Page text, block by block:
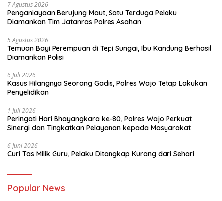
7 Agustus 2026
Penganiayaan Berujung Maut, Satu Terduga Pelaku
Diamankan Tim Jatanras Polres Asahan
5 Agustus 2026
Temuan Bayi Perempuan di Tepi Sungai, Ibu Kandung Berhasil
Diamankan Polisi
6 Juli 2026
Kasus Hilangnya Seorang Gadis, Polres Wajo Tetap Lakukan
Penyelidikan
1 Juli 2026
Peringati Hari Bhayangkara ke-80, Polres Wajo Perkuat
Sinergi dan Tingkatkan Pelayanan kepada Masyarakat
6 Juni 2026
Curi Tas Milik Guru, Pelaku Ditangkap Kurang dari Sehari
Popular News